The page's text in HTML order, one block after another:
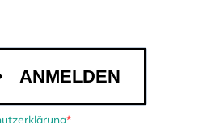
ANMELDEN